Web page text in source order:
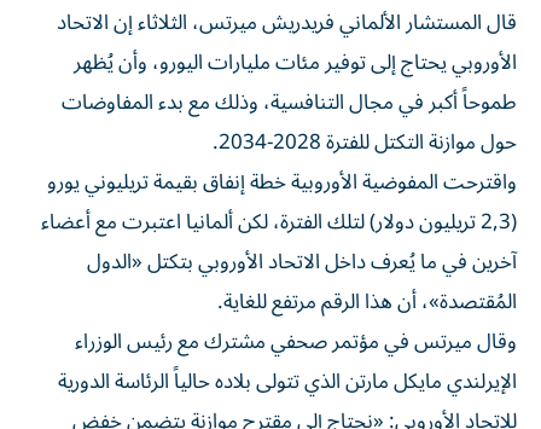
قال المستشار الألماني فريدريش ميرتس، الثلاثاء إن الاتحاد
الأوروبي يحتاج إلى توفير مئات مليارات اليورو، وأن يُظهر
طموحاً أكبر في مجال التنافسية، وذلك مع بدء المفاوضات
حول موازنة التكتل للفترة 2028-2034.
واقترحت المفوضية الأوروبية خطة إنفاق بقيمة تريليوني يورو
(2,3 تريليون دولار) لتلك الفترة، لكن ألمانيا اعتبرت مع أعضاء
آخرين في ما يُعرف داخل الاتحاد الأوروبي بتكتل «الدول
المُقتصدة»، أن هذا الرقم مرتفع للغاية.
وقال ميرتس في مؤتمر صحفي مشترك مع رئيس الوزراء
الإيرلندي مايكل مارتن الذي تتولى بلاده حالياً الرئاسة الدورية